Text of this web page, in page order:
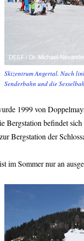
Skizentrum Angertal. Nach
Senderbahn und die
1999 von
Bergstation befindet
Bergstation der
im Sommer nur an